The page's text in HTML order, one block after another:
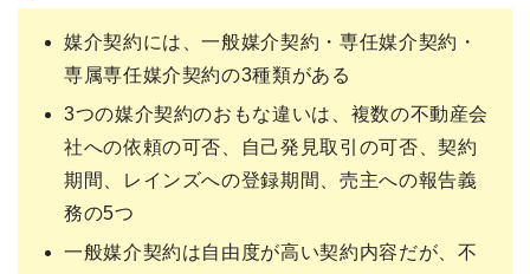
媒介契約には、一般媒介契約・専任媒介契約・
専属専任媒介契約の3種類がある
3つの媒介契約のおもな違いは、複数の不動産会
社への依頼の可否、自己発見取引の可否、契約
期間、レインズへの登録期間、売主への報告義
務の5つ
一般媒介契約は自由度が高い契約内容だが、不